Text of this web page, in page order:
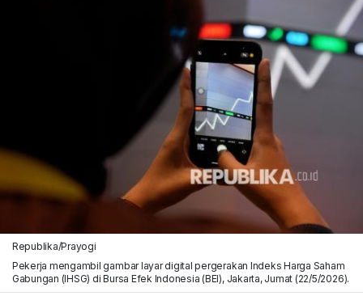
Republika/Prayogi
Pekerja mengambil gambar layar digital pergerakan Indeks Harga Saham
Gabungan (IHSG) di Bursa Efek Indonesia (BEI), Jakarta, Jumat (22/5/2026).